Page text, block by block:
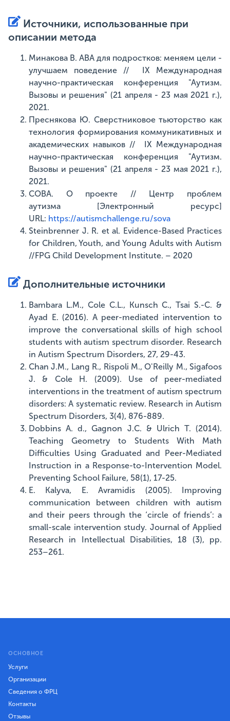
Источники, использованные при
описании метода
Минакова В. ABA для подростков: меняем цели -
улучшаем поведение // IX Международная
научно-практическая конференция "Аутизм.
Вызовы и решения" (21 апреля - 23 мая 2021 г.),
2021.
Преснякова Ю. Сверстниковое тьюторство как
технология формирования коммуникативных и
академических навыков // IX Международная
научно-практическая конференция "Аутизм.
Вызовы и решения" (21 апреля - 23 мая 2021 г.),
2021.
СОВА. О проекте // Центр проблем
аутизма [Электронный ресурс]
URL: https://autismchallenge.ru/sova
Steinbrenner J. R. et al. Evidence-Based Practices
for Children, Youth, and Young Adults with Autism
//FPG Child Development Institute. – 2020
Дополнительные источники
Bambara L.M., Cole C.L., Kunsch C., Tsai S.-C. &
Ayad E. (2016). A peer-mediated intervention to
improve the conversational skills of high school
students with autism spectrum disorder. Research
in Autism Spectrum Disorders, 27, 29-43.
Chan J.M., Lang R., Rispoli M., O'Reilly M., Sigafoos
J. & Cole H. (2009). Use of peer-mediated
interventions in the treatment of autism spectrum
disorders: A systematic review. Research in Autism
Spectrum Disorders, 3(4), 876-889.
Dobbins A. d., Gagnon J.C. & Ulrich T. (2014).
Teaching Geometry to Students With Math
Difficulties Using Graduated and Peer-Mediated
Instruction in a Response-to-Intervention Model.
Preventing School Failure, 58(1), 17-25.
E. Kalyva, E. Avramidis (2005). Improving
communication between children with autism
and their peers through the ‘circle of friends’: a
small-scale intervention study. Journal of Applied
Research in Intellectual Disabilities, 18 (3), pp.
253–261.
ОСНОВНОЕ
Услуги
Организации
Сведения о ФРЦ
Контакты
Отзывы